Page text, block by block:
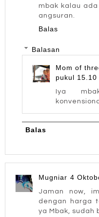
mbak kalau
angsuran.
Balas
Balasan
Mom of
pukul 15.10
Iya
Balas
Mugniar 4
Jaman now,
dengan harga
ya Mbak, sudah